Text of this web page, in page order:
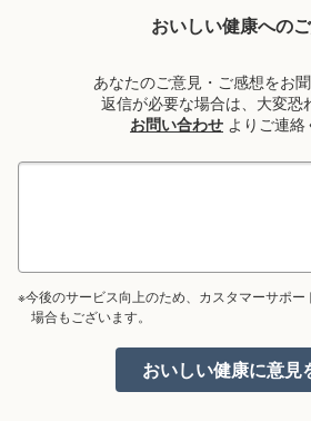
おいしい健康への
あなたのご意見・ご感想をお
返信が必要な場合は、大変恐
お問い合わせ よりご連絡
※今後のサービス向上のため、カスタマーサポー
場合もございます。